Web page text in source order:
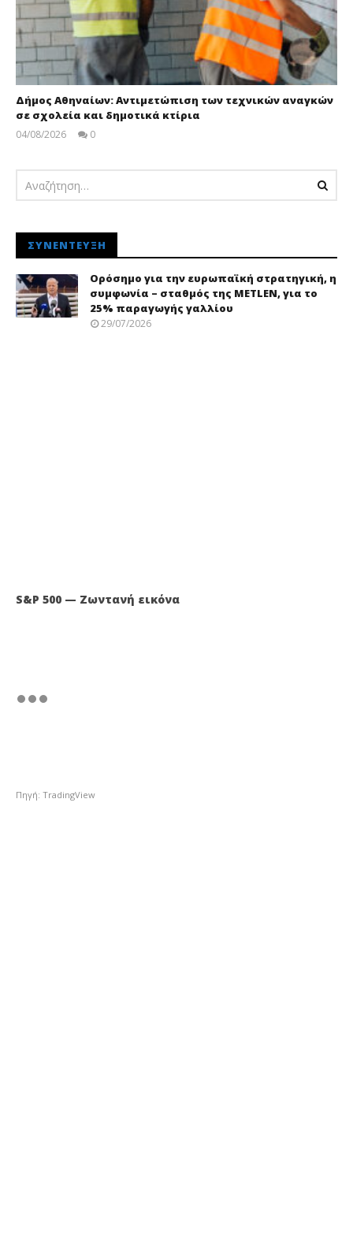
Δήμος Αθηναίων: Αντιμετώπιση των τεχνικών αναγκών
σε σχολεία και δημοτικά κτίρια
04/08/2026
0
ΣΥΝΈΝΤΕΥΞΗ
Ορόσημο για την ευρωπαϊκή στρατηγική, η
συμφωνία – σταθμός της METLEN, για το
25% παραγωγής γαλλίου
29/07/2026
S&P 500 — Ζωντανή εικόνα
Πηγή: TradingView